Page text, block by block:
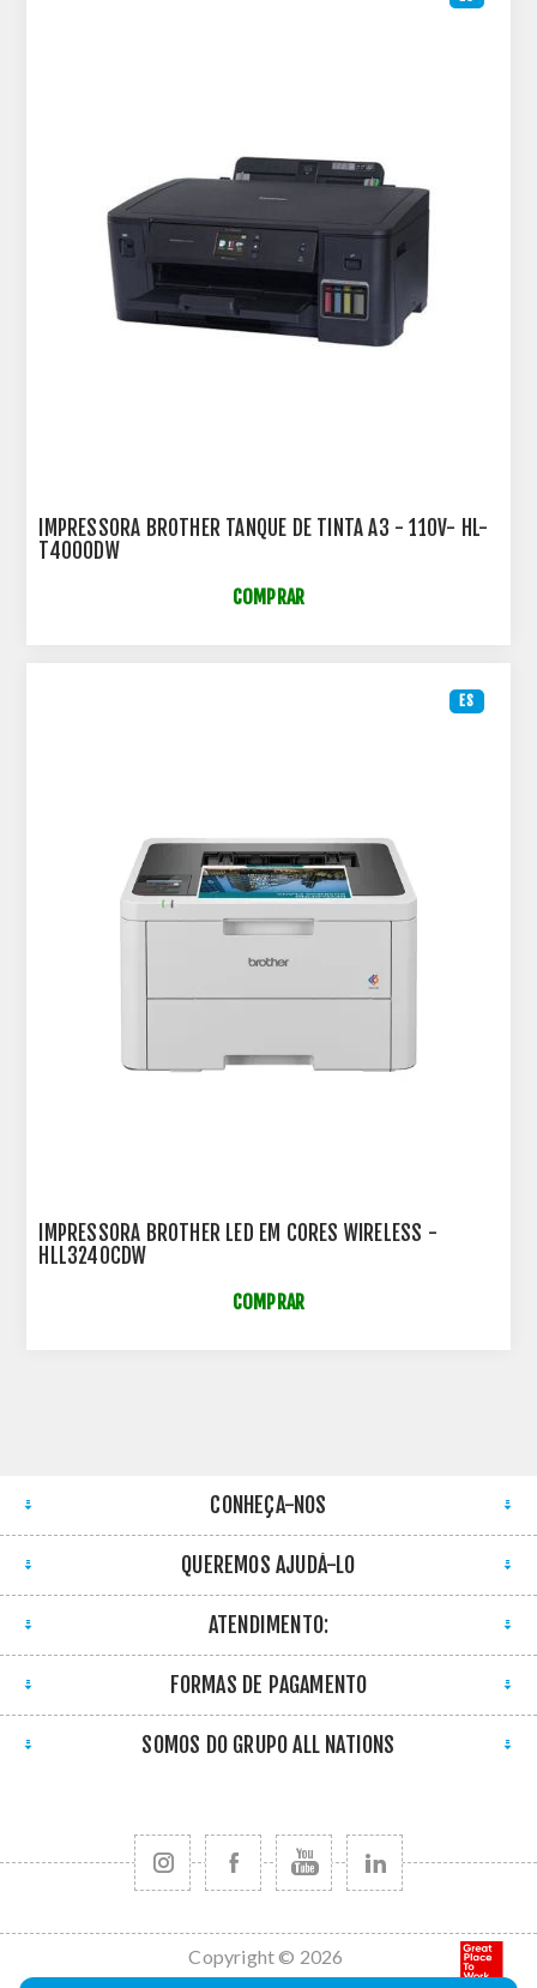
IMPRESSORA BROTHER TANQUE DE TINTA A3 - 110V- HL-
T4000DW
COMPRAR
ES
IMPRESSORA BROTHER LED EM CORES WIRELESS -
HLL3240CDW
COMPRAR
CONHEÇA-NOS
QUEREMOS AJUDÁ-LO
ATENDIMENTO:
FORMAS DE PAGAMENTO
SOMOS DO GRUPO ALL NATIONS
Copyright © 2026